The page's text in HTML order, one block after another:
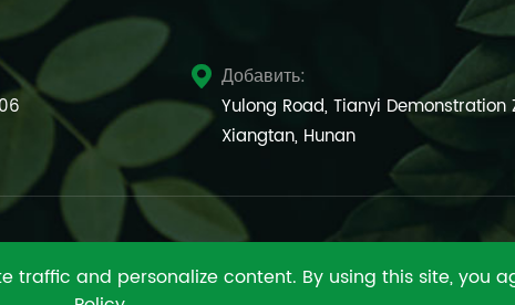
 Добавить:
Yulong Road, Tianyi Demonstration
Xiangtan, Hunan
and personalize content. By using this site, you